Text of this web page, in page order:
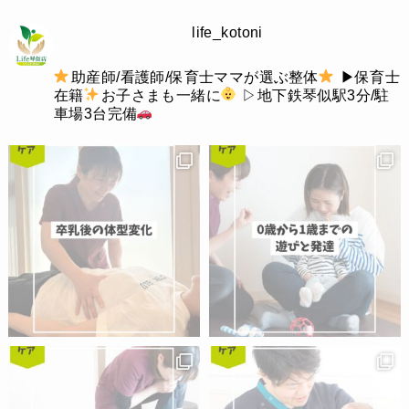
life_kotoni
助産師/看護師/保育士ママが選ぶ整体
▶︎保育士
在籍
お子さまも一緒に
▷地下鉄琴似駅3分/駐
車場3台完備